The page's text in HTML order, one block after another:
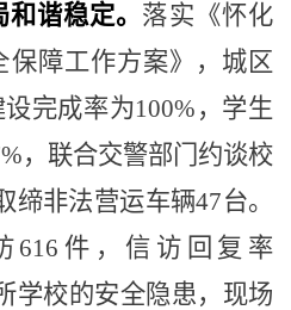
和谐稳定。 落实《怀化
保障工作方案》，城区
完成率为100% ，学生
，联合交警部门约谈校
缔非法营运车辆47台。
616 件，信访回复率
学校的安全隐患，现场